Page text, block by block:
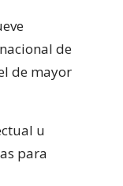
de
de mayor
u
para